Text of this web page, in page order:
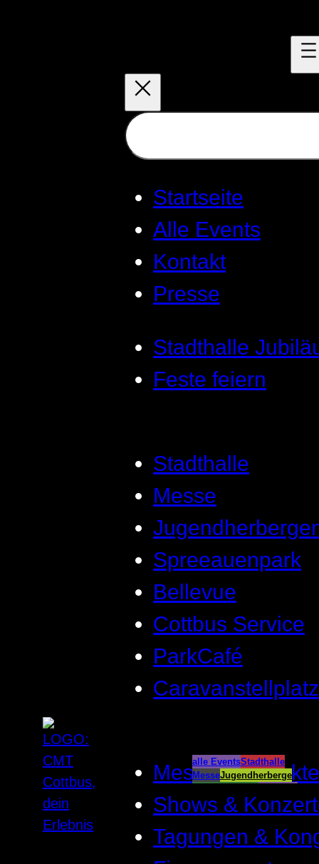
Suchen
Startseite
Alle Events
Kontakt
Presse
Stadthalle
Feste feiern
Stadthalle
Messe
Spreeauenpark
Bellevue
Cottbus Service
ParkCafé
Caravanstellplatz
Messen & Märkte
Shows &
Tagungen &
alle EventsStadthalle
MesseJugendherberge
CottbusServiceParkCafé
Caravanstellplatz